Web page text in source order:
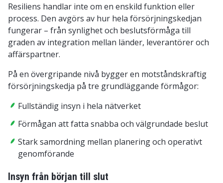
Resiliens handlar inte om en enskild funktion eller
process. Den avgörs av hur hela försörjningskedjan
fungerar – från synlighet och beslutsförmåga till
graden av integration mellan länder, leverantörer och
affärspartner.
På en övergripande nivå bygger en motståndskraftig
försörjningskedja på tre grundläggande förmågor:
Fullständig insyn i hela nätverket
Förmågan att fatta snabba och välgrundade beslut
Stark samordning mellan planering och operativt
genomförande
Insyn från början till slut